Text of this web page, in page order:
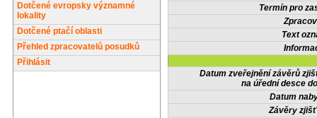
Dotčené evropsky významné
lokality
Dotčené ptačí oblasti
Přehled zpracovatelů posudků
Přihlásit
Termín pro
Text
Datum zveřejnění závěrů
na úřední desce
Datum
Závěry